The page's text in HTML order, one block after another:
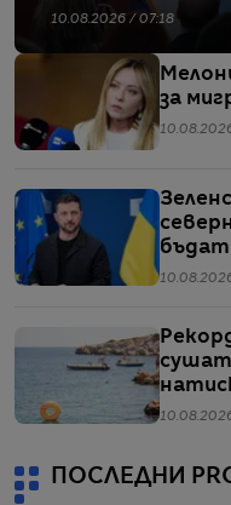
10.08.2026 / 07:18
за
бъдат
ПОСЛЕДНИ